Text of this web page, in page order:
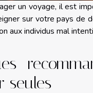
un voyage, il est
sur votre pays de
aux individus mal
seules